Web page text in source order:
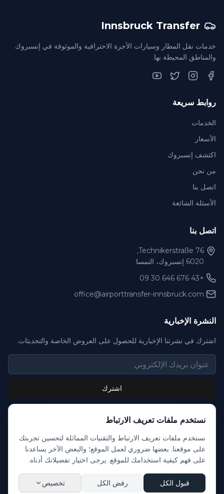
Innsbruck Transfer
خدمات نقل المطار وسيارات الأجرة الاحترافية والموثوقة في إنسبروك
والمناطق المحيطة بها.
روابط سريعة
الخدمات
الأسعار
اكتشف إنسبروك
من نحن
اتصل بنا
الأسئلة الشائعة
اتصل بنا
Technikerstraße 76,
6020 إنسبروك، النمسا
+43 676 646 30 09
office@airporttransfer-innsbruck.com
النشرة الإخبارية
اشترك في نشرتنا الإخبارية للحصول على العروض الخاصة والتحديثات.
اشترك
©
نقل إنسبروك. جميع الحقوق محفوظة.
الأسئلة الشائعةالشروط والأحكام سياسة الخصوصية بيانات الناشر
إعدادات ملفات تعريف الارتباط
نستخدم ملفات تعريف الارتباط
نستخدم ملفات تعريف الارتباط والتقنيات المماثلة لتحسين تجربتك
على موقعنا. بعضها ضروري لعمل الموقع؛ والبعض الآخر يساعدنا
على فهم كيفية استخدامك للموقع. يرجى اختيار تفضيلاتك أدناه.
قبول الكل رفض الكل تخصيص